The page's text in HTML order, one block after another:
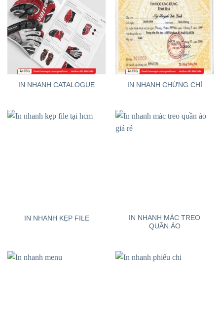
IN NHANH CATALOGUE IN NHANH CHỨNG CHỈ
IN NHANH KẸP FILE
IN NHANH MÁC TREO
QUẦN ÁO